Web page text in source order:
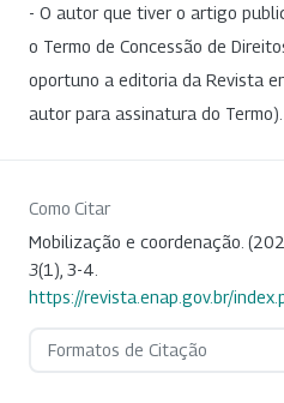
- O autor que tiver o artigo
o Termo de Concessão de
oportuno a editoria da Revista
autor para assinatura do Termo).
Como Citar
Mobilização e coordenação.
3(1), 3-4.
https://revista.enap.gov.br/
Formatos de Citação